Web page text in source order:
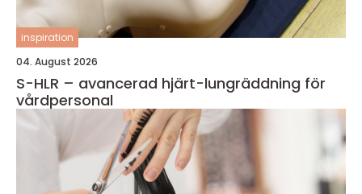
inspiration
04. August 2026
S-HLR – avancerad hjärt-lungräddning för
vårdpersonal